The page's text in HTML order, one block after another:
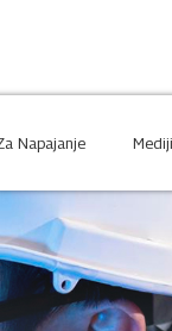
Napajanje Mediji